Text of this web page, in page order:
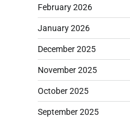
February 2026
January 2026
December 2025
November 2025
October 2025
September 2025